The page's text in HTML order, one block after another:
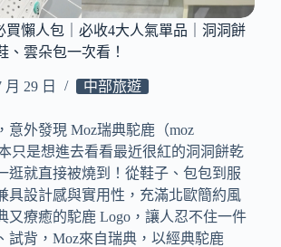
買懶人包｜必收4大人氣單品｜洞洞餅
、雲朵包一次看！
月 29 日 中部旅遊
意外發現 Moz瑞典駝鹿（moz
只是想進去看看最近很紅的洞洞餅乾
逛就直接被燒到！從鞋子、包包到服
具設計感與實用性，充滿北歐簡約風
又療癒的駝鹿 Logo，讓人忍不住一件
試背，Moz來自瑞典，以經典駝鹿